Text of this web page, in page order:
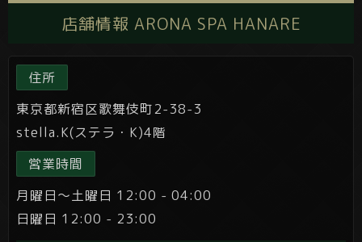
店舗情報 ARONA SPA HANARE
住所
東京都新宿区歌舞伎町2-38-3
stella.K(ステラ・K)4階
営業時間
月曜日～土曜日 12:00 - 04:00
日曜日 12:00 - 23:00